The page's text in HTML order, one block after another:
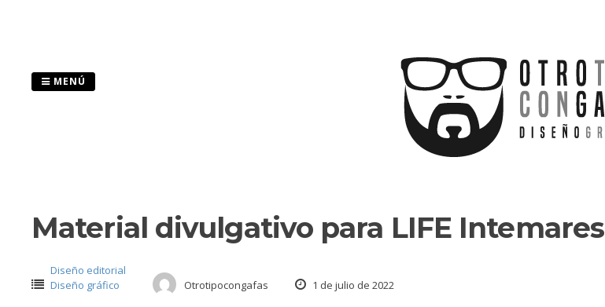
MENÚ
Material divulgativo para LIFE Intemares
Diseño editorial
Diseño gráfico
Otrotipocongafas 1 de julio de 2022